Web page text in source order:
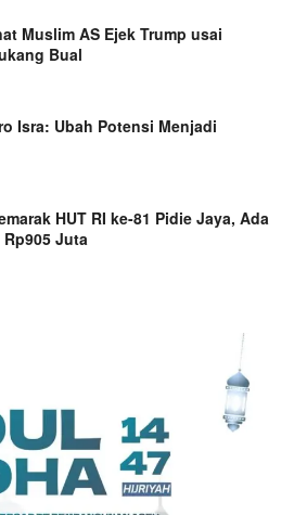
Muslim AS Ejek Trump usai
Bual
Isra: Ubah Potensi Menjadi
HUT RI ke-81 Pidie Jaya, Ada
Juta